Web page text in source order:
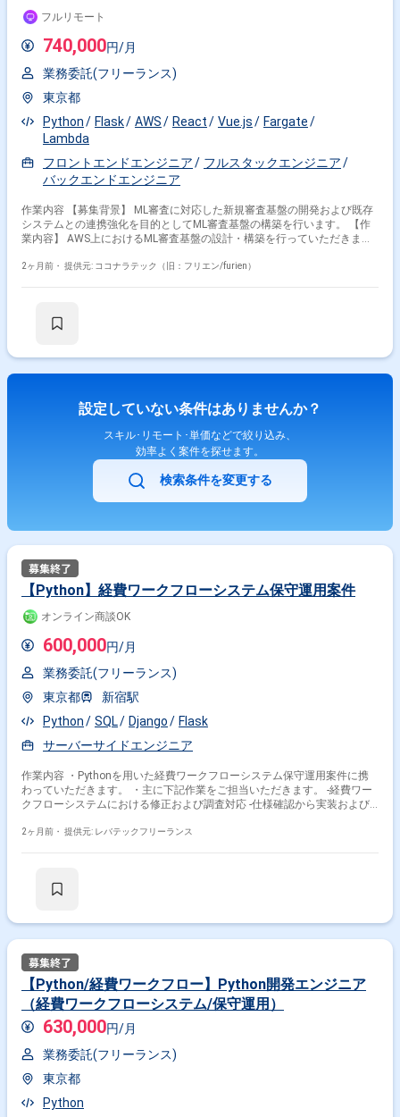
フルリモート
740,000円/月
業務委託(フリーランス)
東京都
Python
Flask AWS React Vue.js
Fargate
Lambda
フロントエンドエンジニア
フルスタックエンジニア
バックエンドエンジニア
作業内容 【募集背景】 ML審査に対応した新規審査基盤の開発および既存
システムとの連携強化を目的としてML審査基盤の構築を行います。 【作
業内容】 AWS上におけるML審査基盤の設計・構築を行っていただきま
ーキテクチャ設計、VPC設計などのインフラ構築を担当していただきま
設計や、Terraformを用いたIaCによる環境管理も担当していただきます。
ことができ、インフラからバックエンド、フロントエンドまで幅広い技術
ウド技術を実案件で活用しながらスキルを高めていただけます。 【開発環
境】 AWSをメインとしたクラウド環境上で、ECS FargateやLambdaによ
るアーキテクチャを採用いたします。バックエンドはPython（FastAPI /
Flask）、フロントエンドはReact／Vue等、インフラ管理にはTerraform、
メッセージングにはSQS／SNSを利用いたします。
2ヶ月前・ 提供元: ココナラテック（旧：フリエン/furien）
設定していない条件はありませんか？
スキル･リモート･単価などで絞り込み、
効率よく案件を探せます。
検索条件を変更する
【Python】経費ワークフローシステム保守運用案件
オンライン商談OK
600,000円/月
業務委託(フリーランス)
東京都
新宿駅
Python
SQL Django
Flask
サーバーサイドエンジニア
作業内容 ・Pythonを用いた経費ワークフローシステム保守運用案件に携
わっていただきます。 ・主に下記作業をご担当いただきます。 -経費ワー
クフローシステムにおける修正および調査対応 -仕様確認から実装および
2ヶ月前・ 提供元: レバテックフリーランス
【Python/経費ワークフロー】Python開発エンジニア
（経費ワークフローシステム/保守運用）
630,000円/月
業務委託(フリーランス)
東京都
Python